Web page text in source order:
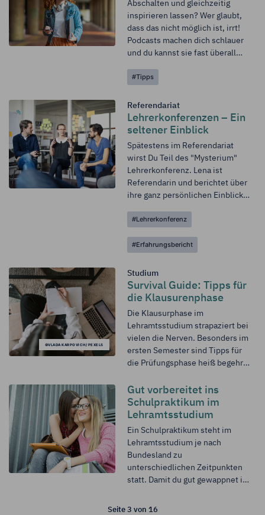
umfassende und
zukunftsorientierte Perspektive
auf den Einsatz von Künstlicher
Intelligenz (KI) im
Abschalten und gleichzeitig
inspirieren lassen? Wer glaubt,
dass das nicht möglich ist, irrt!
Podcasts machen dich schlauer
und du kannst sie fast überall
Fahrt zur Uni, in der Schulpause
erfährst du, warum Podcasts
eigentlich so beliebt sind und
was sie besonders macht.
einige Podcasts vor, die du dir
nicht entgehen lassen solltest.
#Tipps
Referendariat
Lehrerkonferenzen – Ein
seltener Einblick
Spätestens im Referendariat
wirst Du Teil des "Mysterium"
Lehrerkonferenz. Lena ist
Referendarin und berichtet über
ihre ganz persönlichen Einblicke:
Referendariats nehme ich an den
n meiner Schule teil. Dazu
Konferenzen und...
#Lehrerkonferenz
#Erfahrungsbericht
©VLADA KARPOVICH/ PEXELS
Studium
Survival Guide: Tipps für
die Klausurenphase
Die Klausurphase im
Lehramtsstudium strapaziert bei
vielen die Nerven. Besonders im
ersten Semester sind Tipps für
die Prüfungsphase heiß begehrt.
zu deinem Verhängnis wird,
zeigen wir dir hier, wie du dich
vorbereiten kannst und worauf
du achten solltest.
Gut vorbereitet ins
Schulpraktikum im
Lehramtsstudium
Ein Schulpraktikum steht im
Lehramtsstudium je nach
Bundesland zu
unterschiedlichen Zeitpunkten
statt. Damit du gut gewappnet in
solltest du dich entsprechend
Seite 3 von 16